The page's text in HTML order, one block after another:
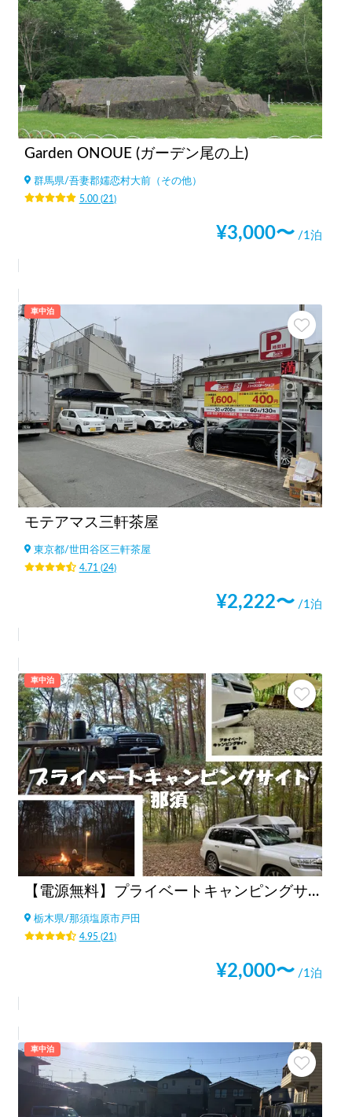
Garden ONOUE (ガーデン尾の上)
群馬県/吾妻郡嬬恋村大前（その他）
5.00(21 )
¥3,000〜 /1泊
車中泊
モテアマス三軒茶屋
東京都/世田谷区三軒茶屋
4.71 (24)
¥2,222〜 /1泊
車中泊
【電源無料】プライベートキャンピングサイト那須
栃木県/那須塩原市戸田
4.95(21 )
¥2,000〜 /1泊
車中泊